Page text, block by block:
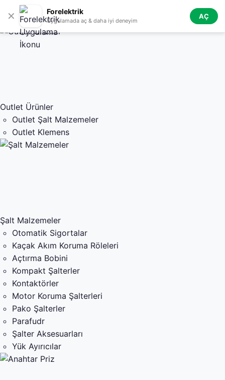
✕ Forelektrik
Uygulamada aç & daha iyi deneyim
AÇ
Skip to navigation
Skip to main content
Tüm Kategoriler
Outlet Ürünler
Outlet Şalt Malzemeler
Outlet Klemens
Şalt Malzemeler
Otomatik Sigortalar
Kaçak Akım Koruma Röleleri
Açtırma Bobini
Kompakt Şalterler
Kontaktörler
Motor Koruma Şalterleri
Pako Şalterler
Parafudr
Şalter Aksesuarları
Yük Ayırıcılar